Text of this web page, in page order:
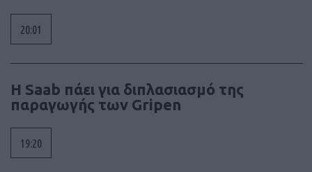
20:01
H Saab πάει για διπλασιασμό της
παραγωγής των Gripen
19:20